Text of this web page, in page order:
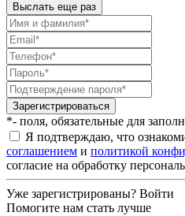
Выслать еще раз
Зарегистрироваться
*- поля, обязательные для
Я подтверждаю, что
соглашением и политикой
согласие на обработку
Уже зарегистрированы? Войти
Помогите нам стать лучше